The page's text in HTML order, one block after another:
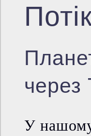
через
У